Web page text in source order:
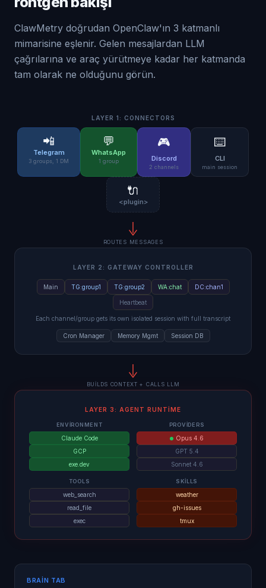
ClawMetry doğrudan OpenClaw'ın 3 katmanlı
mimarisine eşlenir. Gelen mesajlardan LLM
çağrılarına ve araç yürütmeye kadar her katmanda
tam olarak ne olduğunu görün.
LAYER 1: CONNECTORS
📲
Telegram
3 groups, 1 DM
💬
WhatsApp
1 group
🎮
Discord
2 channels
⌨️
CLI
main session
🔌
<plugin>
ROUTES MESSAGES
LAYER 2: GATEWAY CONTROLLER
Main TG:group1 TG:group2 WA:chat DC:chan1
Heartbeat
Each channel/group gets its own isolated session with full transcript
Cron Manager Memory Mgmt Session DB
BUILDS CONTEXT + CALLS LLM
LAYER 3: AGENT RUNTIME
ENVIRONMENT
Claude Code
GCP
exe.dev
PROVIDERS
Opus 4.6
GPT 5.4
Sonnet 4.6
TOOLS
web_search
read_file
exec
SKILLS
weather
gh-issues
tmux
BRAIN TAB